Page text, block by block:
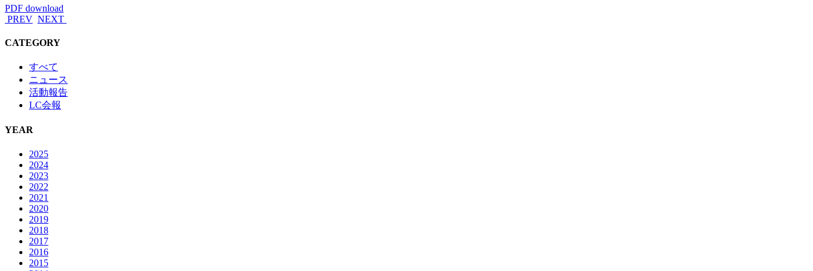
PDF download
PREV NEXT
CATEGORY
すべて
ニュース
活動報告
LC会報
YEAR
2025
2024
2023
2022
2021
2020
2019
2018
2017
2016
2015